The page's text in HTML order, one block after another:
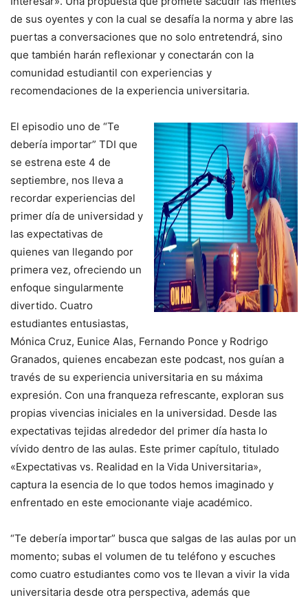
de sus oyentes y con la cual se desafía la norma y abre las
puertas a conversaciones que no solo entretendrá, sino
que también harán reflexionar y conectarán con la
comunidad estudiantil con experiencias y
recomendaciones de la experiencia universitaria.
El episodio uno de “Te
debería importar” TDI que
se estrena este 4 de
septiembre, nos lleva a
recordar experiencias del
primer día de universidad y
las expectativas de
quienes van llegando por
primera vez, ofreciendo un
enfoque singularmente
divertido. Cuatro
estudiantes entusiastas,
Mónica Cruz, Eunice Alas, Fernando Ponce y Rodrigo
Granados, quienes encabezan este podcast, nos guían a
través de su experiencia universitaria en su máxima
expresión. Con una franqueza refrescante, exploran sus
propias vivencias iniciales en la universidad. Desde las
expectativas tejidas alrededor del primer día hasta lo
vívido dentro de las aulas. Este primer capítulo, titulado
«Expectativas vs. Realidad en la Vida Universitaria»,
captura la esencia de lo que todos hemos imaginado y
enfrentado en este emocionante viaje académico.
“Te debería importar” busca que salgas de las aulas por un
momento; subas el volumen de tu teléfono y escuches
como cuatro estudiantes como vos te llevan a vivir la vida
universitaria desde otra perspectiva, además que